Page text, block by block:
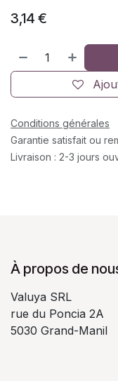
3,14 €
Conditions générales
Garantie satisfait ou
Livraison : 2-3 jours
À propos de
Valuya SRL
rue du Poncia 2A
5030 Grand-Manil